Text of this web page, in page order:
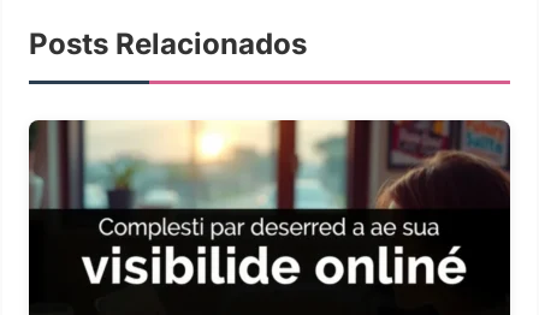
Posts Relacionados